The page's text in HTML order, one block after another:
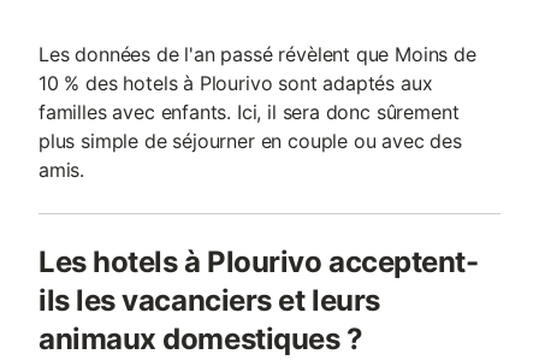
Les données de l'an passé révèlent que Moins de
10 % des hotels à Plourivo sont adaptés aux
familles avec enfants. Ici, il sera donc sûrement
plus simple de séjourner en couple ou avec des
amis.
Les hotels à Plourivo acceptent-
ils les vacanciers et leurs
animaux domestiques ?